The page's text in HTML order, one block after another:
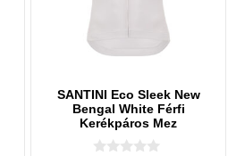
SANTINI Eco Sleek New
Bengal White Férfi
Kerékpáros Mez